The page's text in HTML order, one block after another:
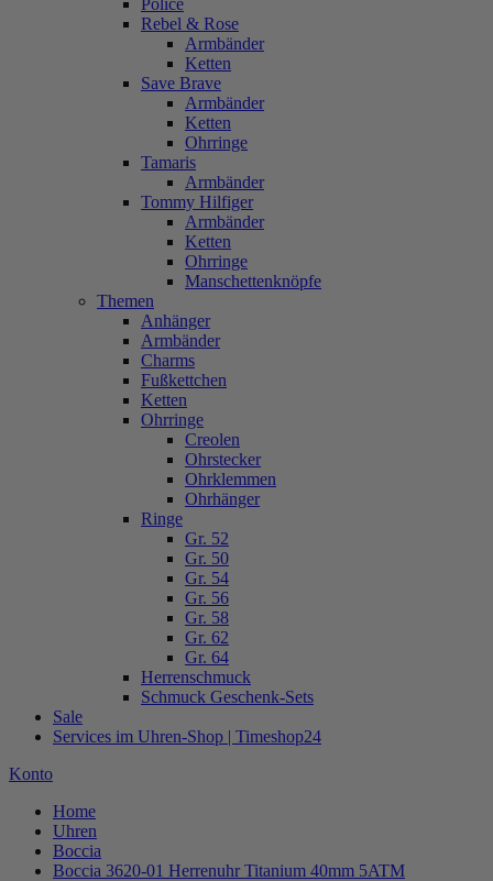
Police
Rebel & Rose
Armbänder
Ketten
Save Brave
Armbänder
Ketten
Ohrringe
Tamaris
Armbänder
Tommy Hilfiger
Armbänder
Ketten
Ohrringe
Manschettenknöpfe
Themen
Anhänger
Armbänder
Charms
Fußkettchen
Ketten
Ohrringe
Creolen
Ohrstecker
Ohrklemmen
Ohrhänger
Ringe
Gr. 52
Gr. 50
Gr. 54
Gr. 56
Gr. 58
Gr. 62
Gr. 64
Herrenschmuck
Schmuck Geschenk-Sets
Sale
Services im Uhren-Shop | Timeshop24
Konto
Home
Uhren
Boccia
Boccia 3620-01 Herrenuhr Titanium 40mm 5ATM